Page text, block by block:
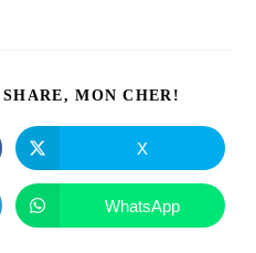
MON CHER!
X
WhatsApp